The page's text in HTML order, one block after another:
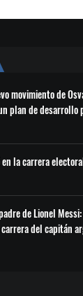
movimiento de
plan de desarrollo
la carrera
de Lionel
del capitán